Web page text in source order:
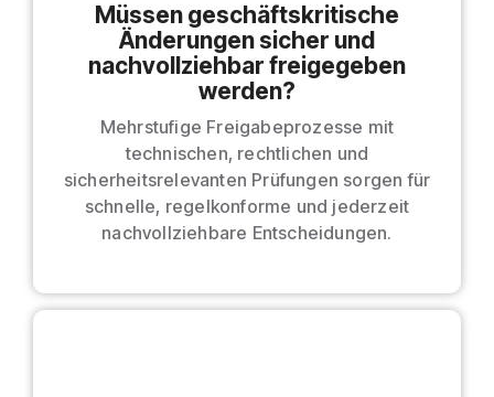
Müssen geschäftskritische
Änderungen sicher und
nachvollziehbar freigegeben
werden?
Mehrstufige Freigabeprozesse mit
technischen, rechtlichen und
sicherheitsrelevanten Prüfungen sorgen für
schnelle, regelkonforme und jederzeit
nachvollziehbare Entscheidungen.